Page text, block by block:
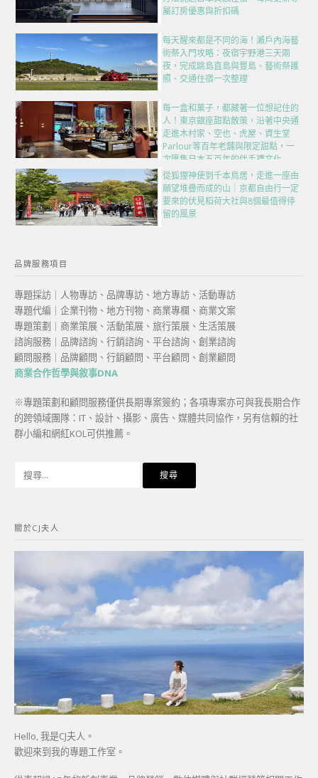
屬訂房優惠與折扣碼
每天醒來都是不同的海！瀨戶內海藝
術祭入門攻略：夜宿宇野港三天兩
夜，完成跳島直島與豐島、藝術祭護
照、交通住宿一次整理
每一盒和菓子，都藏著一位想記住的
人！東京銀座甜點散策，沿著中央通
走進木村家、空也、虎屋、資生堂
Parlour等百年老舖與限定甜點，一
次匯集日本五百年的伴手禮文化
從狐狸神使到千本鳥居，走進一座由
願望堆疊而成的山｜京都自由行一定
要來的伏見稻荷大社與8個最值得停
留的風景
品牌服務項目
專題採訪｜人物專訪、品牌專訪、地方專訪、活動專訪
專題代編｜企業刊物、地方刊物、商業專欄、商業文案
專題策劃｜商業策展、活動策展、旅行策展、生活策展
諮詢服務｜品牌諮詢、行銷諮詢、平台諮詢、創業諮詢
顧問服務｜品牌顧問、行銷顧問、平台顧問、創業顧問
商業合作哲學與敘事DNA
※專題策劃和顧問服務僅供長期專案簽約；各項專案亦可與我長期合作
的跨領域團隊：IT、設計、攝影、廣告、媒體共同協作，另有信賴的社
群小編和網紅KOL可供推薦。
字:
關於CJ夫人
Hello, 我是CJ夫人。
歡迎來到我的專題工作室。